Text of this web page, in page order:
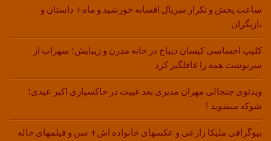
ساعت پخش و تکرار سریال افسانه خورشید و ماه+ داستان و
بازیگران
کلیپ احساسی کیسان دیباج در خانه مدرن و زیبایش؛ سهراب از
سرنوشت همه را غافلگیر کرد
ویدئوی جنجالی مهران مدیری بعد غیبت در خاکسپاری اکبر عبدی؛
شوکه میشوید !!
بیوگرافی ملیکا زارعی و عکسهای خانواده اش+ سن و فیلمهای خاله